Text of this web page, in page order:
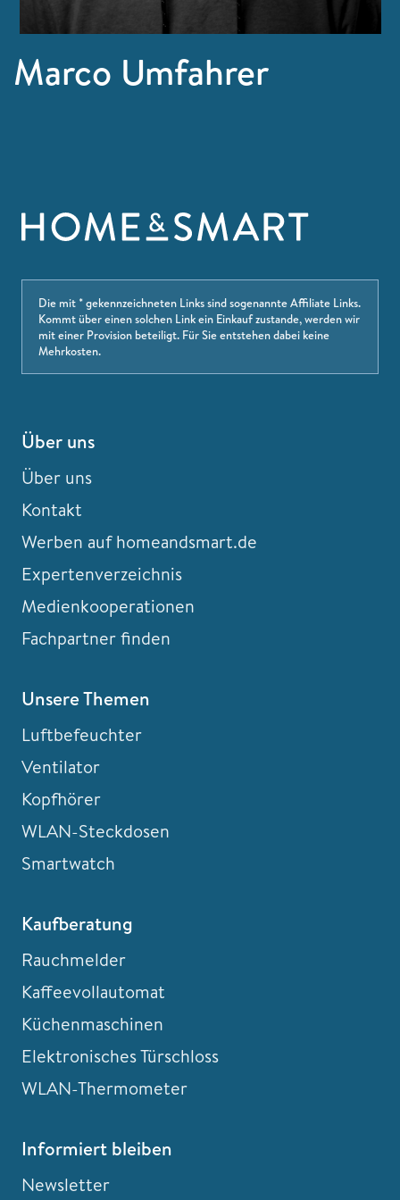
Marco Umfahrer
Die mit * gekennzeichneten Links sind sogenannte Affiliate Links.
Kommt über einen solchen Link ein Einkauf zustande, werden wir
mit einer Provision beteiligt. Für Sie entstehen dabei keine
Mehrkosten.
Über uns
Über uns
Kontakt
Werben auf homeandsmart.de
Expertenverzeichnis
Medienkooperationen
Fachpartner finden
Unsere Themen
Luftbefeuchter
Ventilator
Kopfhörer
WLAN-Steckdosen
Smartwatch
Kaufberatung
Rauchmelder
Kaffeevollautomat
Küchenmaschinen
Elektronisches Türschloss
WLAN-Thermometer
Informiert bleiben
Newsletter